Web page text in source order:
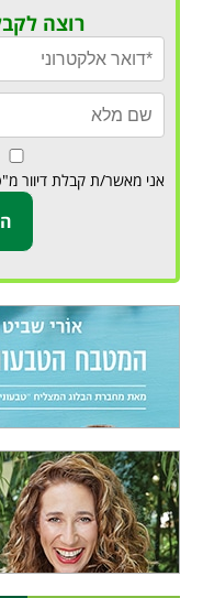
רוצה
אני מאשר/ת קבלת דיוור